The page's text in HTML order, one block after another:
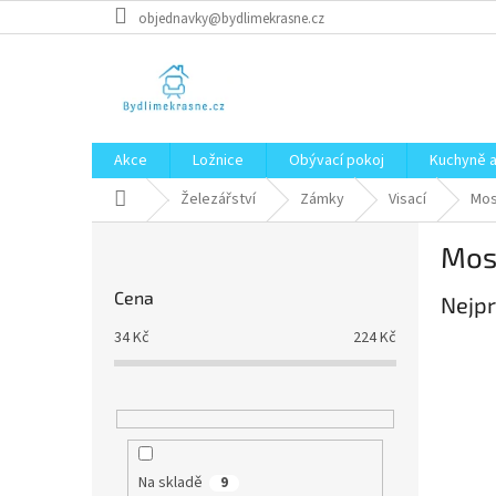
na
objednavky@bydlimekrasne.cz
Akce Ložnice Obývací pokoj Kuchyně
Domů Železářství Zámky Visací
Cena
34Kč 224Kč
Na skladě 9